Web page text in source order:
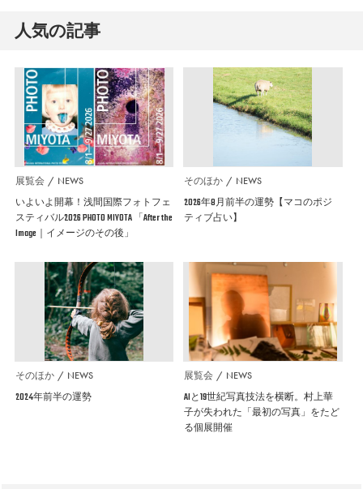
人気の記事
展覧会 NEWS
いよいよ開幕！浅間国際フォトフェ
スティバル2026 PHOTO MIYOTA 「After the
Image｜イメージのその後」
そのほか NEWS
2026年8月前半の運勢【マコのポジ
ティブ占い】
そのほか NEWS
2024年前半の運勢
展覧会 NEWS
AIと19世紀写真技法を横断。村上華
子が失われた「最初の写真」をたど
る個展開催